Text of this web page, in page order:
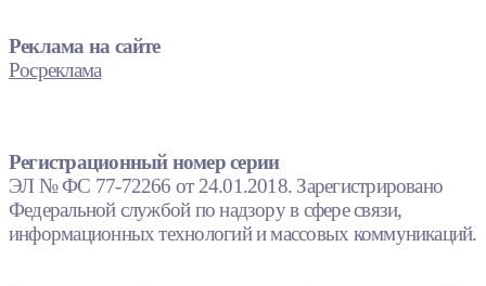
Реклама на сайте
Росреклама
Регистрационный номер серии
ЭЛ № ФС 77-72266 от 24.01.2018. Зарегистрировано
Федеральной службой по надзору в сфере связи,
информационных технологий и массовых коммуникаций.